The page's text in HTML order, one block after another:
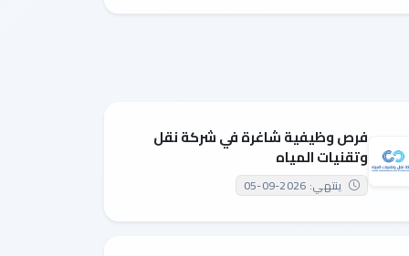
فرص وظيفية شاغرة في شركة نقل
وتقنيات المياه
ينتهي: 2026-09-05